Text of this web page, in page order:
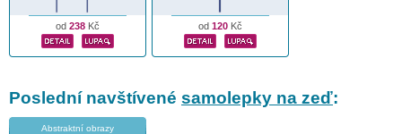
od 238 Kč od 120 Kč
Poslední navštívené samolepky na zeď:
Abstraktní obrazy